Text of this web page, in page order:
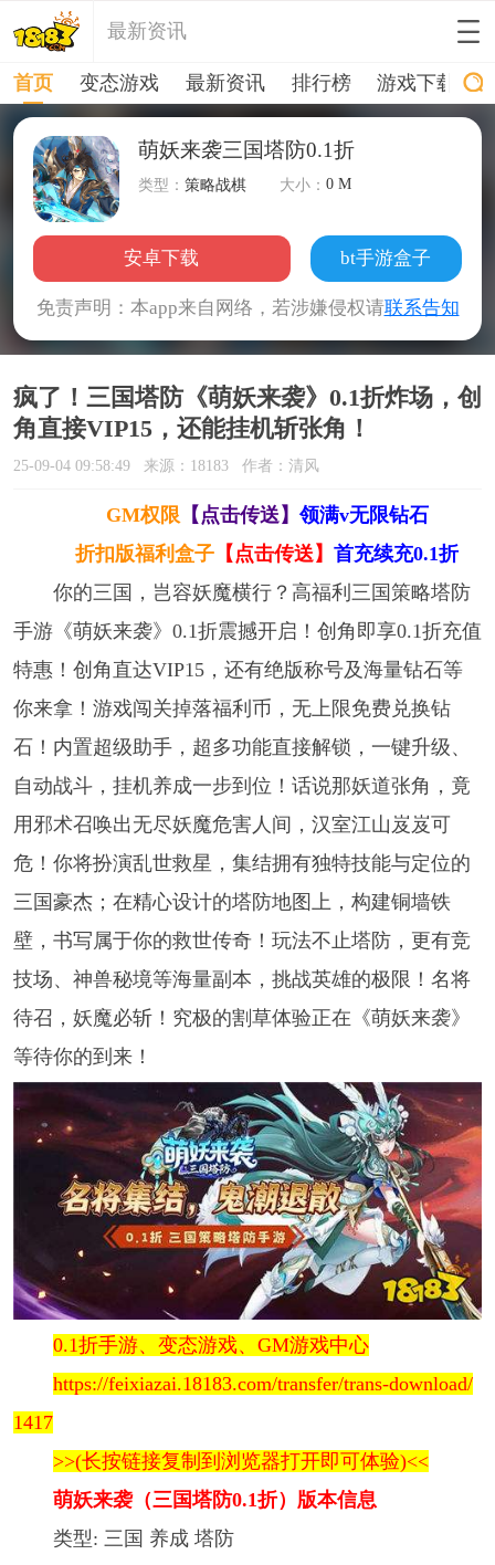
最新资讯
首页 变态游戏 最新资讯 排行榜 游戏下载
萌妖来袭三国塔防0.1折
类型：策略战棋 大小：0 M
安卓下载 bt手游盒子
免责声明：本app来自网络，若涉嫌侵权请联系告知
疯了！三国塔防《萌妖来袭》0.1折炸场，创
角直接VIP15，还能挂机斩张角！
25-09-04 09:58:49 来源：18183 作者：清风
GM权限 【点击传送】 领满v无限钻石
折扣版福利盒子 【点击传送】首充续充0.1折
你的三国，岂容妖魔横行？高福利三国策略塔防
手游《萌妖来袭》0.1折震撼开启！创角即享0.1折充值
特惠！创角直达VIP15，还有绝版称号及海量钻石等
你来拿！游戏闯关掉落福利币，无上限免费兑换钻
石！内置超级助手，超多功能直接解锁，一键升级、
自动战斗，挂机养成一步到位！话说那妖道张角，竟
用邪术召唤出无尽妖魔危害人间，汉室江山岌岌可
危！你将扮演乱世救星，集结拥有独特技能与定位的
三国豪杰；在精心设计的塔防地图上，构建铜墙铁
壁，书写属于你的救世传奇！玩法不止塔防，更有竞
技场、神兽秘境等海量副本，挑战英雄的极限！名将
待召，妖魔必斩！究极的割草体验正在《萌妖来袭》
等待你的到来！
0.1折手游、变态游戏、GM游戏中心
https://feixiazai.18183.com/transfer/trans-download/
1417
>>(长按链接复制到浏览器打开即可体验)<<
萌妖来袭（三国塔防0.1折）版本信息
类型: 三国 养成 塔防